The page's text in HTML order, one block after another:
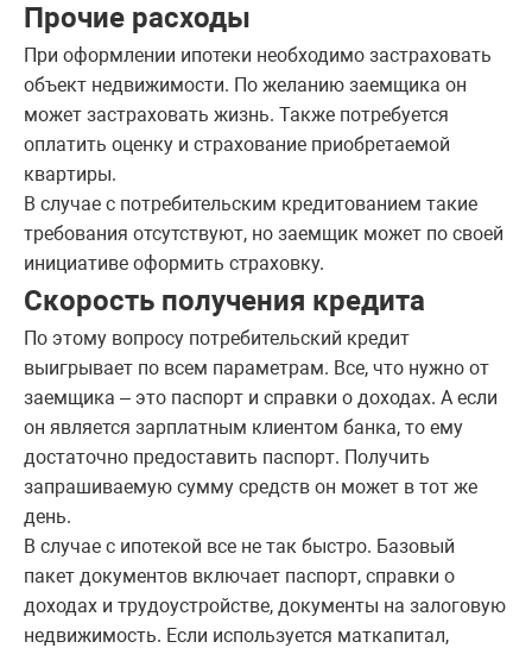
Прочие расходы
При оформлении ипотеки необходимо застраховать
объект недвижимости. По желанию заемщика он
может застраховать жизнь. Также потребуется
оплатить оценку и страхование приобретаемой
квартиры.
В случае с потребительским кредитованием такие
требования отсутствуют, но заемщик может по своей
инициативе оформить страховку.
Скорость получения кредита
По этому вопросу потребительский кредит
выигрывает по всем параметрам. Все, что нужно от
заемщика – это паспорт и справки о доходах. А если
он является зарплатным клиентом банка, то ему
достаточно предоставить паспорт. Получить
запрашиваемую сумму средств он может в тот же
день.
В случае с ипотекой все не так быстро. Базовый
пакет документов включает паспорт, справки о
доходах и трудоустройстве, документы на залоговую
недвижимость. Если используется маткапитал,